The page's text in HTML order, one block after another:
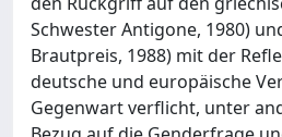
Schwester Antigone, 1980)
Brautpreis, 1988) mit der
deutsche und europäische
Gegenwart verflicht, unter